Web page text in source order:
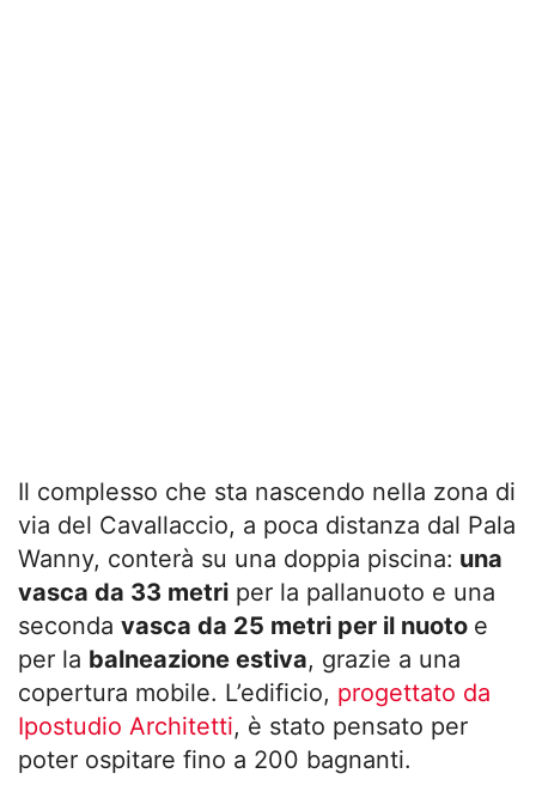
Il complesso che sta nascendo nella zona di
via del Cavallaccio, a poca distanza dal Pala
Wanny, conterà su una doppia piscina: una
vasca da 33 metri per la pallanuoto e una
seconda vasca da 25 metri per il nuoto e
per la balneazione estiva, grazie a una
copertura mobile. L’edificio, progettato da
Ipostudio Architetti, è stato pensato per
poter ospitare fino a 200 bagnanti.